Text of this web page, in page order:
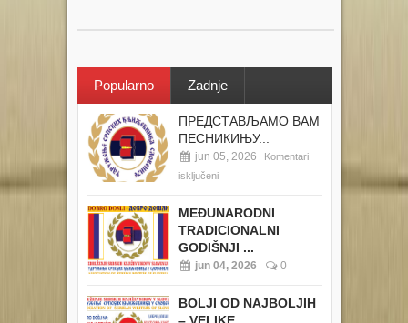
Popularno Zadnje
ПРЕДСТАВЉАМО ВАМ
ПЕСНИКИЊУ...
jun 05, 2026
Komentari
isključeni
MEĐUNARODNI
TRADICIONALNI
GODIŠNJI ...
jun 04, 2026 0
BOLJI OD NAJBOLJIH